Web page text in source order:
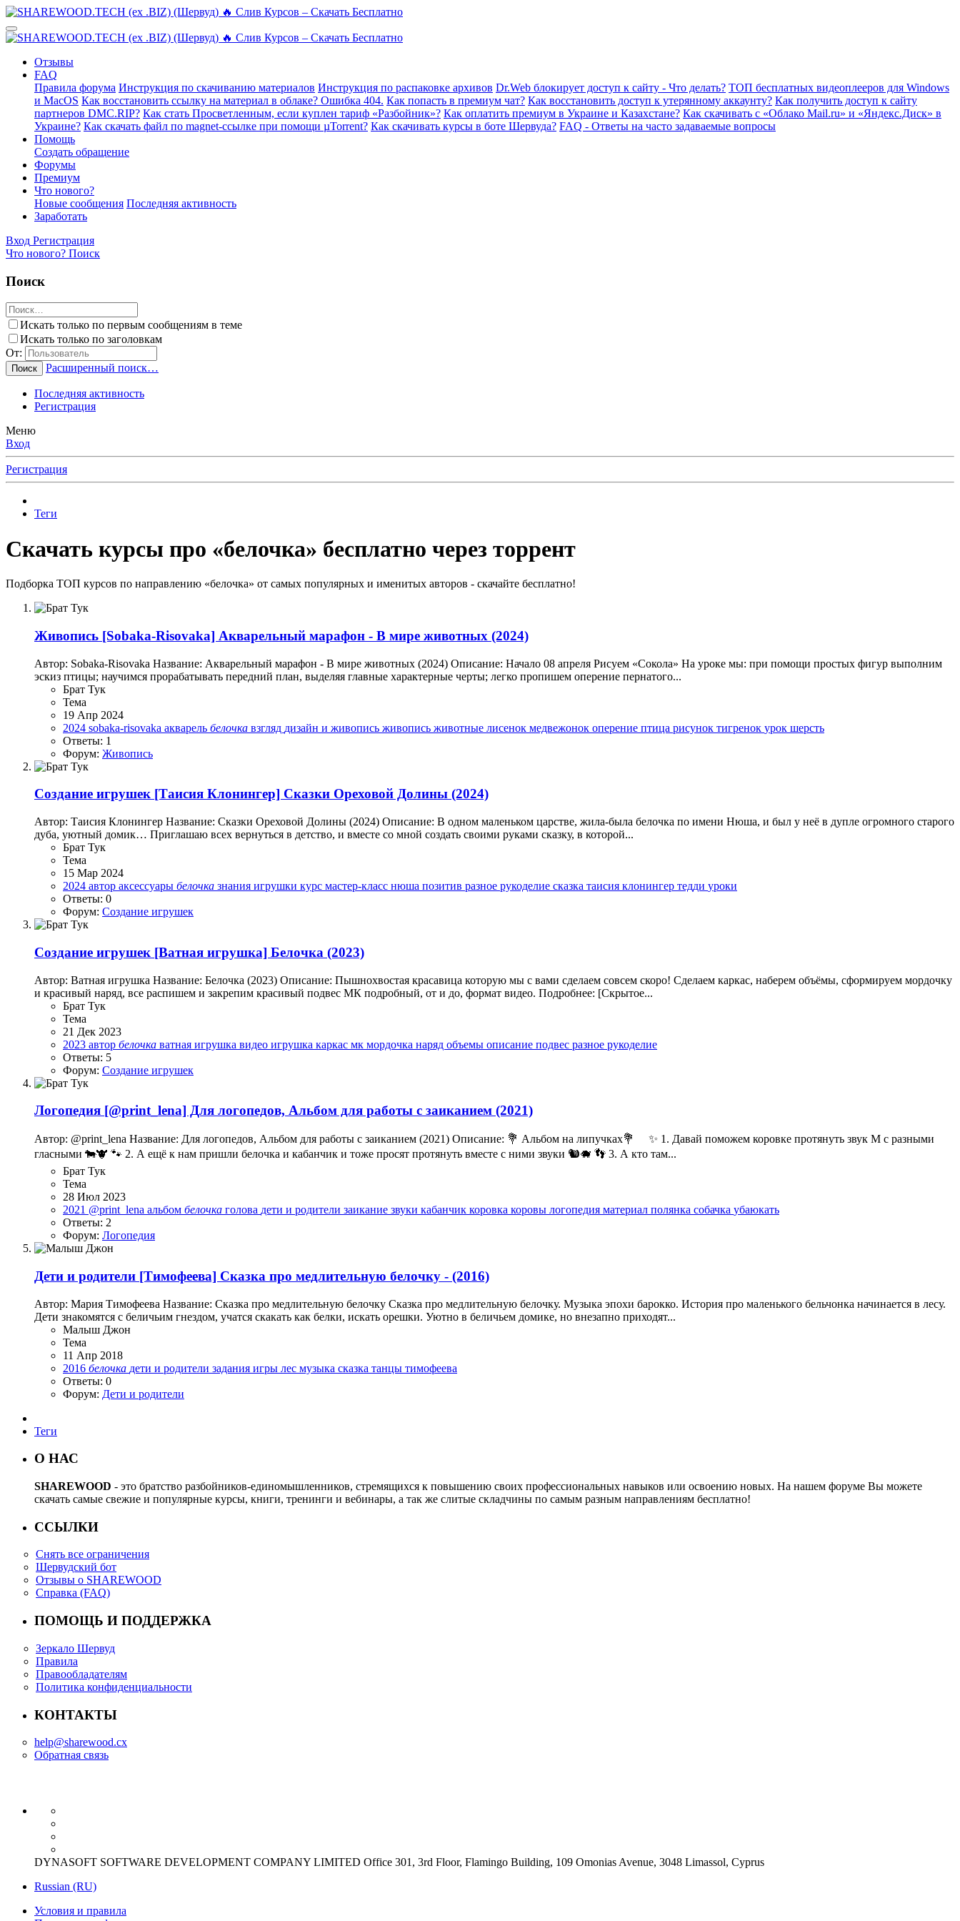
Отзывы
FAQ
Правила форума Инструкция по скачиванию материалов Инструкция по распаковке архивов Dr.Web блокирует доступ к сайту - Что делать? ТОП бесплатных видеоплееров для Windows
и MacOS Как восстановить ссылку на материал в облаке? Ошибка 404. Как попасть в премиум чат? Как восстановить доступ к утерянному аккаунту? Как получить доступ к сайту
партнеров DMC.RIP? Как стать Просветленным, если куплен тариф «Разбойник»? Как оплатить премиум в Украине и Казахстане? Как скачивать с «Облако Mail.ru» и «Яндекс.Диск» в
Украине? Как скачать файл по magnet-ссылке при помощи µTorrent? Как скачивать курсы в боте Шервуда? FAQ - Ответы на часто задаваемые вопросы
Помощь
Создать обращение
Форумы
Премиум
Что нового?
Новые сообщения Последняя активность
Заработать
Вход Регистрация
Что нового? Поиск
Поиск
Искать только по первым сообщениям в теме
Искать только по заголовкам
От:
Поиск Расширенный поиск…
Последняя активность
Регистрация
Меню
Вход
Регистрация
Теги
Скачать курсы про «белочка» бесплатно через торрент
Подборка ТОП курсов по направлению «белочка» от самых популярных и именитых авторов - скачайте бесплатно!
Живопись [Sobaka-Risovaka] Акварельный марафон - В мире животных (2024)
Автор: Sobaka-Risovaka Название: Акварельный марафон - В мире животных (2024) Описание: Начало 08 апреля Рисуем «Сокола» На уроке мы: при помощи простых фигур выполним
эскиз птицы; научимся прорабатывать передний план, выделяя главные характерные черты; легко пропишем оперение пернатого...
Брат Тук
Тема
19 Апр 2024
2024 sobaka-risovaka акварель белочка взгляд дизайн и живопись живопись животные лисенок медвежонок оперение птица рисунок тигренок урок шерсть
Ответы: 1
Форум: Живопись
Создание игрушек [Таисия Клонингер] Сказки Ореховой Долины (2024)
Автор: Таисия Клонингер Название: Сказки Ореховой Долины (2024) Описание: В одном маленьком царстве, жила-была белочка по имени Нюша, и был у неё в дупле огромного старого
дуба, уютный домик… Приглашаю всех вернуться в детство, и вместе со мной создать своими руками сказку, в которой...
Брат Тук
Тема
15 Мар 2024
2024 автор аксессуары белочка знания игрушки курс мастер-класс нюша позитив разное рукоделие сказка таисия клонингер тедди уроки
Ответы: 0
Форум: Создание игрушек
Создание игрушек [Ватная игрушка] Белочка (2023)
Автор: Ватная игрушка Название: Белочка (2023) Описание: Пышнохвостая красавица которую мы с вами сделаем совсем скоро! Сделаем каркас, наберем объёмы, сформируем мордочку
и красивый наряд, все распишем и закрепим красивый подвес МК подробный, от и до, формат видео. Подробнее: [Скрытое...
Брат Тук
Тема
21 Дек 2023
2023 автор белочка ватная игрушка видео игрушка каркас мк мордочка наряд объемы описание подвес разное рукоделие
Ответы: 5
Форум: Создание игрушек
Логопедия [@print_lena] Для логопедов, Альбом для работы с заиканием (2021)
Автор: @print_lena Название: Для логопедов, Альбом для работы с заиканием (2021) Описание: 💐 Альбом на липучках💐 ⠀ ✨ 1. Давай поможем коровке протянуть звук М с разными
гласными 🐄🐮 🐾 2. А ещё к нам пришли белочка и кабанчик и тоже просят протянуть вместе с ними звуки 🐿️🐗 👣 3. А кто там...
Брат Тук
Тема
28 Июл 2023
2021 @print_lena альбом белочка голова дети и родители заикание звуки кабанчик коровка коровы логопедия материал полянка собачка убаюкать
Ответы: 2
Форум: Логопедия
Дети и родители [Тимофеева] Сказка про медлительную белочку - (2016)
Автор: Мария Тимофеева Название: Сказка про медлительную белочку Сказка про медлительную белочку. Музыка эпохи барокко. История про маленького бельчонка начинается в лесу.
Дети знакомятся с беличьим гнездом, учатся скакать как белки, искать орешки. Уютно в беличьем домике, но внезапно приходят...
Малыш Джон
Тема
11 Апр 2018
2016 белочка дети и родители задания игры лес музыка сказка танцы тимофеева
Ответы: 0
Форум: Дети и родители
Теги
О НАС
SHAREWOOD - это братство разбойников-единомышленников, стремящихся к повышению своих профессиональных навыков или освоению новых. На нашем форуме Вы можете
скачать самые свежие и популярные курсы, книги, тренинги и вебинары, а так же слитые складчины по самым разным направлениям бесплатно!
ССЫЛКИ
Снять все ограничения
Шервудский бот
Отзывы о SHAREWOOD
Справка (FAQ)
ПОМОЩЬ И ПОДДЕРЖКА
Зеркало Шервуд
Правила
Правообладателям
Политика конфиденциальности
КОНТАКТЫ
help@sharewood.cx
Обратная связь
DYNASOFT SOFTWARE DEVELOPMENT COMPANY LIMITED Office 301, 3rd Floor, Flamingo Building, 109 Omonias Avenue, 3048 Limassol, Cyprus
Russian (RU)
Условия и правила